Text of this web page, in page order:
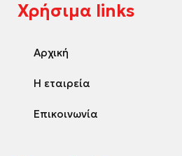
Χρήσιμα links
Αρχική
Η εταιρεία
Επικοινωνία